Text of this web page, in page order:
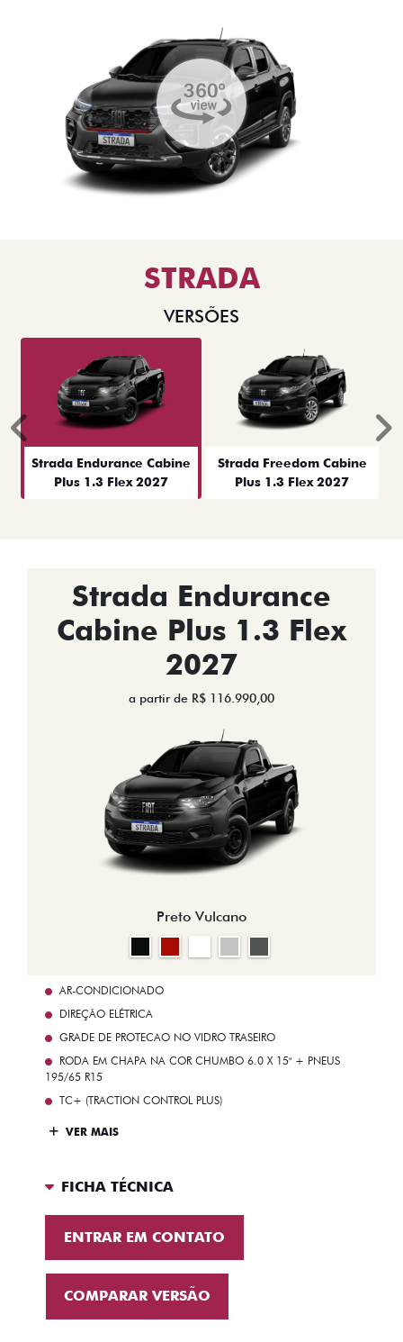
STRADA
VERSÕES
Strada Endurance Cabine
Plus 1.3 Flex 2027
Strada Freedom Cabine
Plus 1.3 Flex 2027
Anterior
Strada Endurance
Cabine Plus 1.3 Flex
2027
a partir de R$ 116.990,00
Preto Vulcano
AR-CONDICIONADO
DIREÇÃO ELÉTRICA
GRADE DE PROTECAO NO VIDRO TRASEIRO
RODA EM CHAPA NA COR CHUMBO 6.0 X 15" + PNEUS
195/65 R15
TC+ (TRACTION CONTROL PLUS)
VER MAIS
FICHA TÉCNICA
ENTRAR EM CONTATO
COMPARAR VERSÃO